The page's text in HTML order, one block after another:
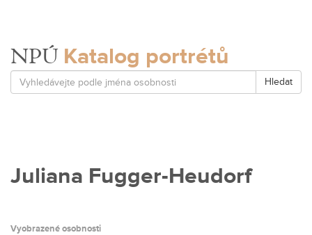
NPÚ Katalog portrétů
Hledat
Juliana Fugger-Heudorf
Vyobrazené osobnosti